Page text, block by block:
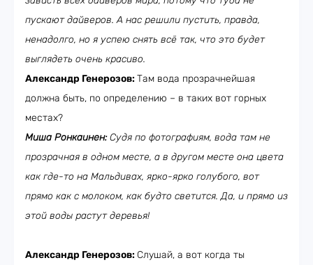
пускают дайверов. А нас решили пустить, правда,
ненадолго, но я успею снять всё так, что это будет
выглядеть очень красиво.
Александр Генерозов:Там вода прозрачнейшая
должна быть, по определению – в таких вот горных
местах?
Миша Ронкаинен:Судя по фотографиям, вода там не
прозрачная в одном месте, а в другом месте она цвета
как где-то на Мальдивах, ярко-ярко голубого, вот
прямо как с молоком, как будто светится. Да, и прямо из
этой воды растут деревья!
Александр Генерозов: Слушай, а вот когда ты